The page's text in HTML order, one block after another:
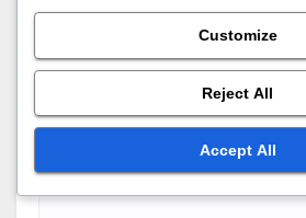
Customize
Reject All
Accept All